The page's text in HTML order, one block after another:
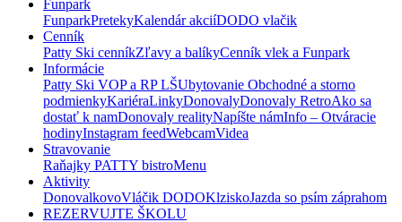
Funpark
FunparkPretekyKalendár akciíDODO vlačik
Cenník
Patty Ski cenníkZľavy a balíkyCenník vlek a Funpark
Informácie
Patty Ski VOP a RP LŠUbytovanie Obchodné a storno
podmienkyKariéraLinkyDonovalyDonovaly RetroAko sa
dostať k namDonovaly realityNapíšte námInfo – Otváracie
hodinyInstagram feedWebcamVidea
Stravovanie
Raňajky PATTY bistroMenu
Aktivity
DonovalkovoVláčik DODOKlziskoJazda so psím záprahom
REZERVUJTE ŠKOLU